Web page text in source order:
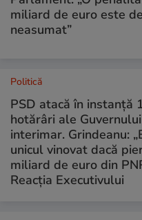
miliard de euro este de
neasumat”
Politică
PSD atacă în instanță
hotărâri ale Guvernului
interimar. Grindeanu:
unicul vinovat dacă
miliard de euro din
Reacția Executivului